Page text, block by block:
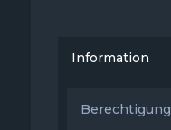
Information